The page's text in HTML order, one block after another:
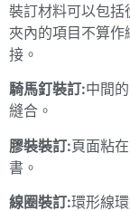
裝訂材料可以包
夾內的項目不算
接。
騎馬釘裝訂:中間
縫合。
膠裝裝訂:頁面粘
書。
線圈裝訂:環形線